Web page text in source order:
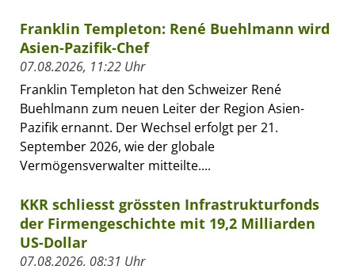
Franklin Templeton: René Buehlmann wird
Asien-Pazifik-Chef
07.08.2026, 11:22 Uhr
Franklin Templeton hat den Schweizer René
Buehlmann zum neuen Leiter der Region Asien-
Pazifik ernannt. Der Wechsel erfolgt per 21.
September 2026, wie der globale
Vermögensverwalter mitteilte....
KKR schliesst grössten Infrastrukturfonds
der Firmengeschichte mit 19,2 Milliarden
US-Dollar
07.08.2026, 08:31 Uhr